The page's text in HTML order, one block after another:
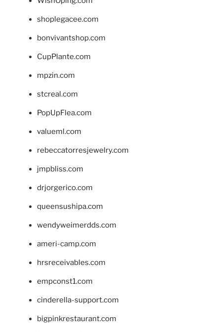
shoplegacee.com
bonvivantshop.com
CupPlante.com
mpzin.com
stcreal.com
PopUpFlea.com
valueml.com
rebeccatorresjewelry.com
jmpbliss.com
drjorgerico.com
queensushipa.com
wendyweimerdds.com
ameri-camp.com
hrsreceivables.com
empconst1.com
cinderella-support.com
bigpinkrestaurant.com